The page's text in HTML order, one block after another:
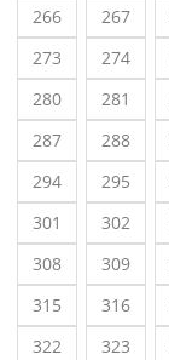
266
267
273
274
280
281
287
288
294
295
301
302
308
309
315
316
322
323